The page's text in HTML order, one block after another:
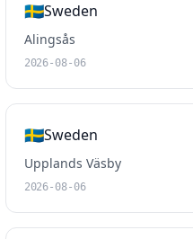
🇸🇪Sweden
Alingsås
2026-08-06
🇸🇪Sweden
Upplands Väsby
2026-08-06